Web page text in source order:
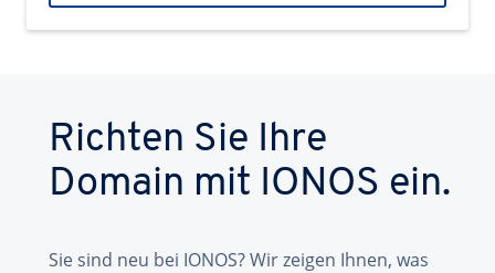
Richten Sie Ihre
Domain mit IONOS ein.
Sie sind neu bei IONOS? Wir zeigen Ihnen, was